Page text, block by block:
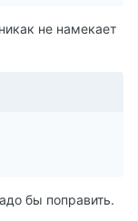
не намекает
бы поправить.